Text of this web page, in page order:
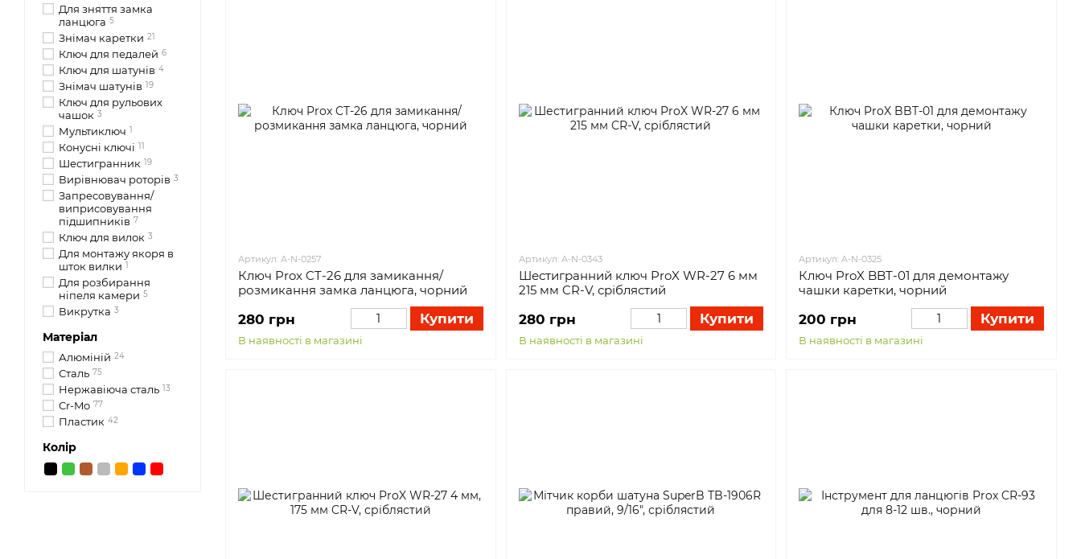
Артикул: A-N-0257
Ключ Prox CT-26 для замикання/
розмикання замка ланцюга, чорний
280 грн Купити
В наявності в магазині
Артикул: A-N-0343
Шестигранний ключ ProX WR-27 6 мм
215 мм CR-V, сріблястий
280 грн Купити
В наявності в магазині
Артикул: A-N-0325
Ключ ProX BBT-01 для демонтажу
чашки каретки, чорний
200 грн Купити
В наявності в магазині
Для зняття замка
ланцюга 5
Знімач каретки 21
Ключ для педалей 6
Ключ для шатунів 4
Знімач шатунів 19
Ключ для рульових
чашок 3
Мультиключ 1
Конусні ключі 11
Шестигранник 19
Вирівнювач роторів 3
Запресовування/
виприсовування
підшипників 7
Ключ для вилок 3
Для монтажу якоря в
шток вилки 1
Для розбирання
ніпеля камери 5
Викрутка 3
Матеріал
Алюміній 24
Сталь 75
Нержавіюча сталь 13
Cr-Mo 77
Пластик 42
Колір